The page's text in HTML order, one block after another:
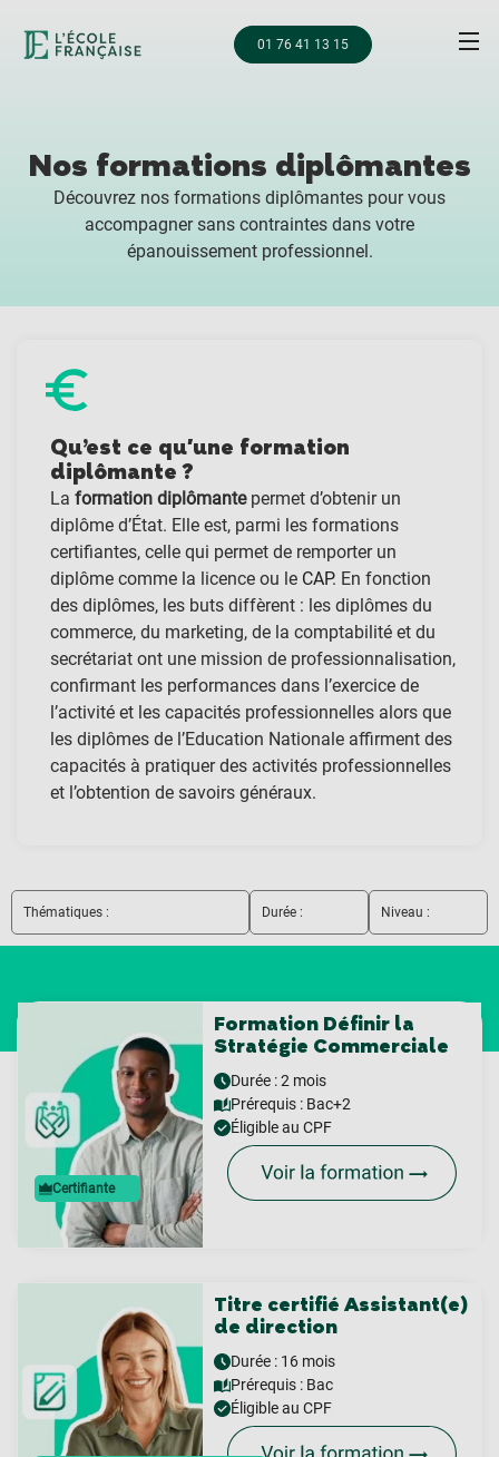
01 76 41 13 15
Nos formations diplômantes
Découvrez nos formations diplômantes pour vous
accompagner sans contraintes dans votre
épanouissement professionnel.
Qu’est ce qu'une formation
diplômante ?
La formation diplômantepermet d’obtenir un
diplôme d’État. Elle est, parmi les formations
certifiantes, celle qui permet de remporter un
diplôme comme la licence ou le CAP. En fonction
des diplômes, les buts diffèrent : les diplômes du
commerce, du marketing, de la comptabilité et du
secrétariat ont une mission de professionnalisation,
confirmant les performances dans l’exercice de
l’activité et les capacités professionnelles alors que
les diplômes de l’Education Nationale affirment des
capacités à pratiquer des activités professionnelles
et l’obtention de savoirs généraux.
Thématiques : Durée : Niveau :
Certifiante
Formation Définir la
Stratégie Commerciale
Durée : 2 mois
Prérequis : Bac+2
Éligible au CPF
Titre certifié Assistant(e)
de direction
Durée : 16 mois
Prérequis : Bac
Éligible au CPF